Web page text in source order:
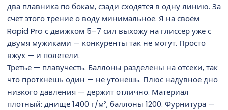
два плавника по бокам, сзади сходятся в одну линию. За
счёт этого трение о воду минимальное. Я на своём
Rapid Pro с движком 5–7 сил выхожу на глиссер уже с
двумя мужиками — конкуренты так не могут. Просто
вжух — и полетели.
Третье — плавучесть. Баллоны разделены на отсеки, так
что проткнёшь один — не утонешь. Плюс надувное дно
низкого давления — держит отлично. Материал
плотный: днище 1400 г/м², баллоны 1200. Фурнитура —